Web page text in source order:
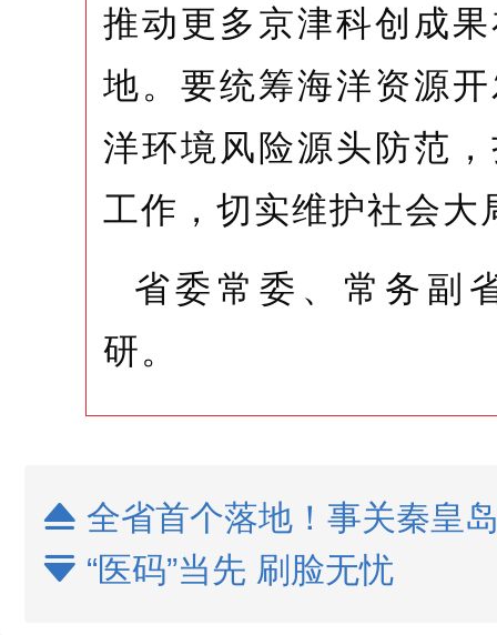
推动更多京津科创成
地。要统筹海洋资源
洋环境风险源头防范
工作，切实维护社会大
省委常委、常务副
研。
 全省首个落地！事关秦皇
 “医码”当先 刷脸无忧